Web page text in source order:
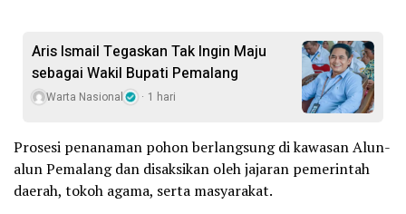
Aris Ismail Tegaskan Tak Ingin Maju
sebagai Wakil Bupati Pemalang
Warta Nasional 1 hari
Prosesi penanaman pohon berlangsung di kawasan Alun-
alun Pemalang dan disaksikan oleh jajaran pemerintah
daerah, tokoh agama, serta masyarakat.